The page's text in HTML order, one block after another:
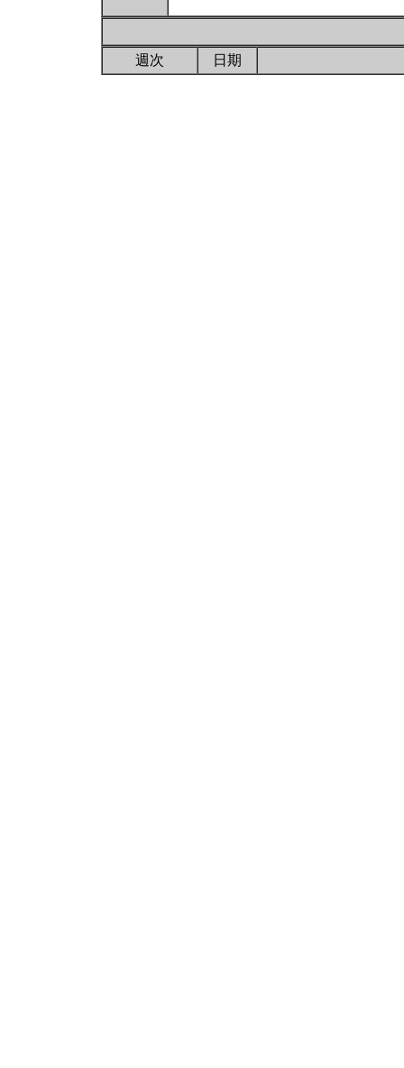
週次 日期